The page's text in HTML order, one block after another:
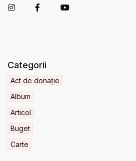
Categorii
Act de donație
Album
Articol
Buget
Carte